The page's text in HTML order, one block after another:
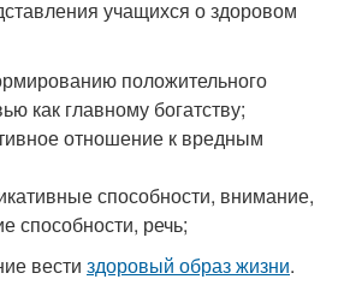
учащихся о здоровом
положительного
как главному богатству;
отношение к вредным
способности, внимание,
способности, речь;
вести здоровый образ жизни.